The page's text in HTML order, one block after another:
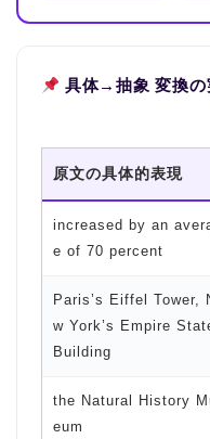
具体→抽象 変換の
原文の具体的表現
increased by an
e of 70 percent
Paris’s Eiffel Tower,
w York’s Empire
Building
the Natural History
eum